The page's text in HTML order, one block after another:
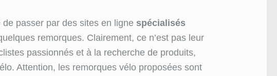
passer par des sites en ligne spécialisés
remorques. Clairement, ce n’est pas leur
passionnés et à la recherche de produits,
Attention, les remorques vélo proposées sont